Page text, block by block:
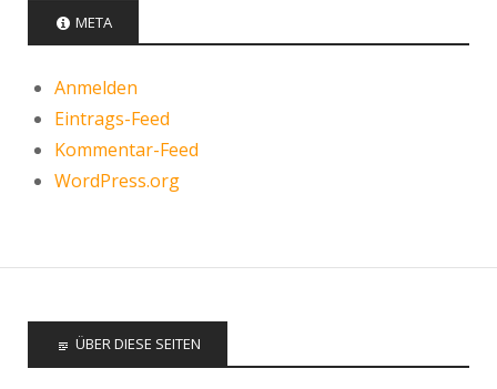
META
Anmelden
Eintrags-Feed
Kommentar-Feed
WordPress.org
ÜBER DIESE SEITEN